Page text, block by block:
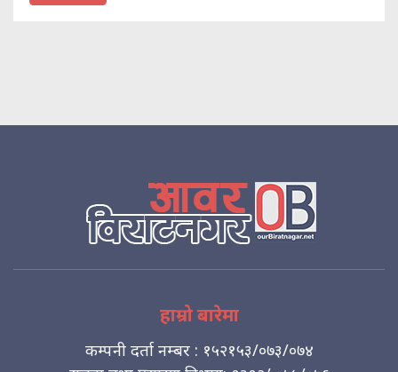
हाम्रो बारेमा
कम्पनी दर्ता नम्बर : १५२१५३/०७३/०७४